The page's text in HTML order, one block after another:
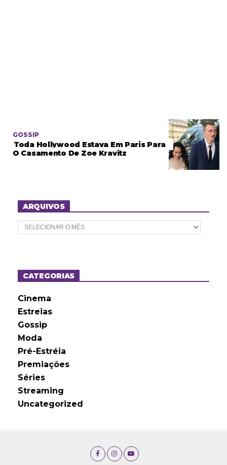
GOSSIP
Toda Hollywood Estava Em Paris Para
O Casamento De Zoe Kravitz
ARQUIVOS
A
r
o
sCATEGORIAS
Cinema
Estreias
Gossip
Moda
Pré-Estréia
Premiações
Séries
Streaming
Uncategorized